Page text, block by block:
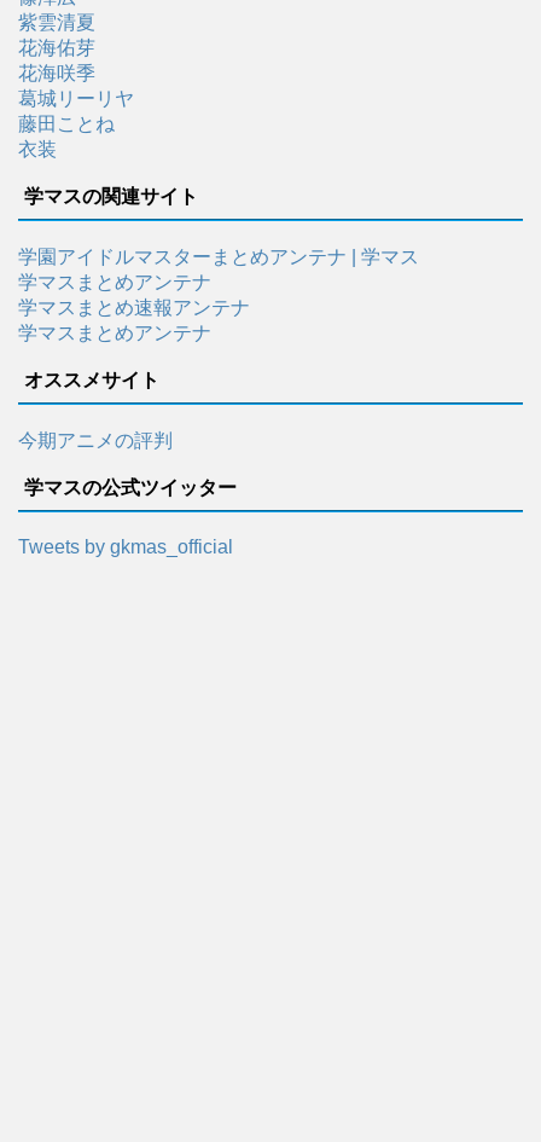
紫雲清夏
花海佑芽
花海咲季
葛城リーリヤ
藤田ことね
衣装
学マスの関連サイト
学園アイドルマスターまとめアンテナ | 学マス
学マスまとめアンテナ
学マスまとめ速報アンテナ
学マスまとめアンテナ
オススメサイト
今期アニメの評判
学マスの公式ツイッター
Tweets by gkmas_official